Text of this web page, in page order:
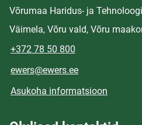
Võrumaa Haridus- ja
Väimela, Võru vald, Võru
+372 78 50 800
ewers@ewers.ee
Asukoha informatsioon